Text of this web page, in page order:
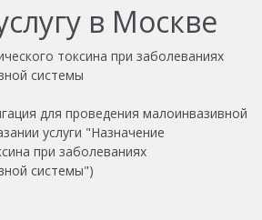
в Москве
токсина при заболеваниях
системы
для проведения малоинвазивной
услуги "Назначение
при заболеваниях
системы")